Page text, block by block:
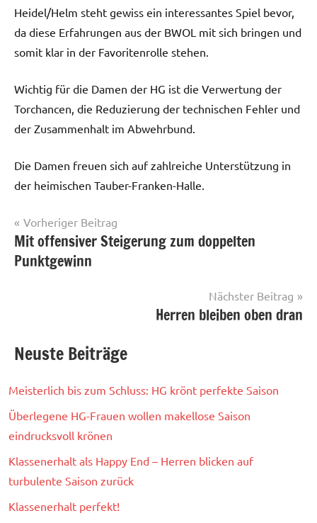
Heidel/Helm steht gewiss ein interessantes Spiel bevor,
da diese Erfahrungen aus der BWOL mit sich bringen und
somit klar in der Favoritenrolle stehen.
Wichtig für die Damen der HG ist die Verwertung der
Torchancen, die Reduzierung der technischen Fehler und
der Zusammenhalt im Abwehrbund.
Die Damen freuen sich auf zahlreiche Unterstützung in
der heimischen Tauber-Franken-Halle.
Damen
Beitrags-
Navigation
Vorheriger Beitrag
Mit offensiver Steigerung zum doppelten
Punktgewinn
Nächster Beitrag
Herren bleiben oben dran
Neuste Beiträge
Meisterlich bis zum Schluss: HG krönt perfekte Saison
Überlegene HG-Frauen wollen makellose Saison
eindrucksvoll krönen
Klassenerhalt als Happy End – Herren blicken auf
turbulente Saison zurück
Klassenerhalt perfekt!